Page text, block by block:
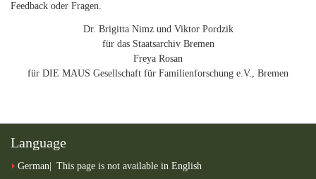
Feedback oder Fragen.
Dr. Brigitta Nimz und Viktor Pordzik
für das Staatsarchiv Bremen
Freya Rosan
für DIE MAUS Gesellschaft für Familienforschung e.V., Bremen
Language
German This page is not available in English